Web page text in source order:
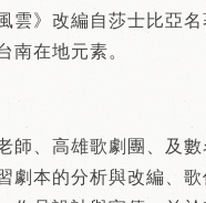
雲》改編自莎士比亞
南在地元素。
師、高雄歌劇團、及數
劇本的分析與改編、歌